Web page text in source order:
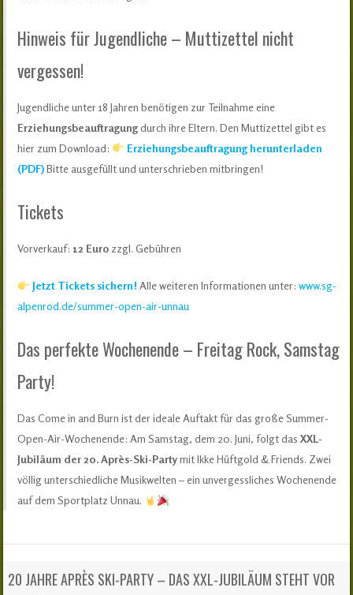
Hinweis für Jugendliche – Muttizettel nicht
vergessen!
Jugendliche unter 18 Jahren benötigen zur Teilnahme eine
Erziehungsbeauftragungdurch ihre Eltern. Den Muttizettel gibt es
hier zum Download:
Erziehungsbeauftragung herunterladen
(PDF)Bitte ausgefüllt und unterschrieben mitbringen!
Tickets
Vorverkauf:12 Euro zzgl. Gebühren
Jetzt Tickets sichern! Alle weiteren Informationen unter:www.sg-
alpenrod.de/summer-open-air-unnau
Das perfekte Wochenende – Freitag Rock, Samstag
Party!
Das Come in and Burn ist der ideale Auftakt für das große Summer-
Open-Air-Wochenende: Am Samstag, dem 20. Juni, folgt dasXXL-
Jubiläum der 20. Après-Ski-Partymit Ikke Hüftgold & Friends. Zwei
völlig unterschiedliche Musikwelten – ein unvergessliches Wochenende
auf dem Sportplatz Unnau.
20 JAHRE APRÈS SKI-PARTY – DAS XXL-JUBILÄUM STEHT VOR